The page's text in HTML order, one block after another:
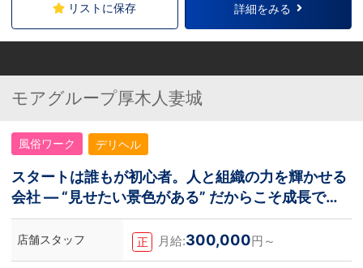
リストに保存 詳細をみる
モアグループ厚木人妻城
風俗ワーク デリヘル
スタートは誰もが初心者。人と組織の力を輝かせる
会社 ― “見せたい景色がある” だからこそ成長でき
る
店舗スタッフ 正 月給:300,000円～